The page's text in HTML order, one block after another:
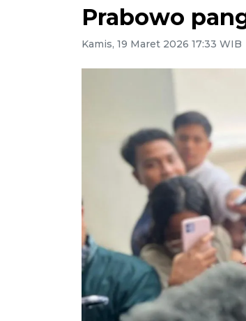
Prabowo
Kamis, 19 Maret 2026 17:33 WIB